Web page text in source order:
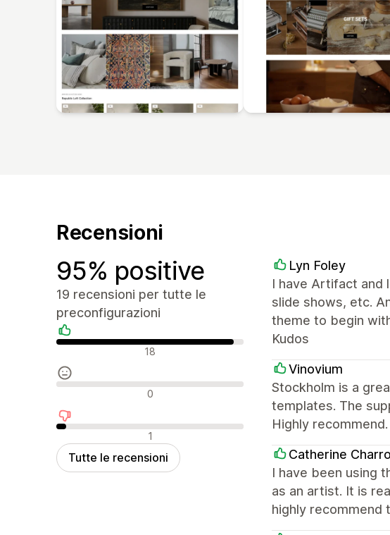
Recensioni
95% positive
19 recensioni per tutte le
preconfigurazioni
Recensioni positive
18
Recensioni neutrali
0
Recensioni negative
1
Tutte le recensioni
Lyn Foley
I have Artifact and
slide shows, etc.
theme to begin
Kudos
Vinovium
Stockholm is a
templates. The
Highly recommend.
Catherine
I have been using
as an artist. It is
highly recommend